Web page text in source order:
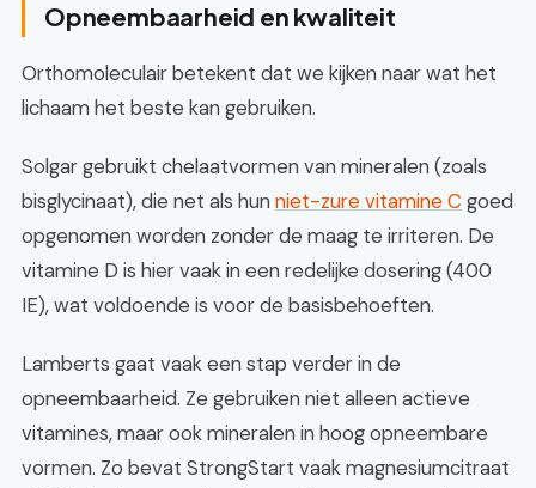
Opneembaarheid en kwaliteit
Orthomoleculair betekent dat we kijken naar wat het
lichaam het beste kan gebruiken.
Solgar gebruikt chelaatvormen van mineralen (zoals
bisglycinaat), die net als hunniet-zure vitamine C goed
opgenomen worden zonder de maag te irriteren. De
vitamine D is hier vaak in een redelijke dosering (400
IE), wat voldoende is voor de basisbehoeften.
Lamberts gaat vaak een stap verder in de
opneembaarheid. Ze gebruiken niet alleen actieve
vitamines, maar ook mineralen in hoog opneembare
vormen. Zo bevat StrongStart vaak magnesiumcitraat